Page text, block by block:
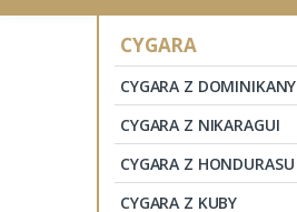
CYGARA
CYGARA Z DOMINIKANY
CYGARA Z NIKARAGUI
CYGARA Z HONDURASU
CYGARA Z KUBY